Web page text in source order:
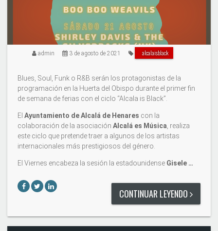
admin 3 de agosto de 2021 alcalaisblack
Blues, Soul, Funk o R&B serán los protagonistas de la
programación en la Huerta del Obispo durante el primer fin
de semana de ferias con el ciclo “Alcala is Black”.
El Ayuntamiento de Alcalá de Henares con la
colaboración de la asociación Alcalá es Música , realiza
este ciclo que pretende traer a algunos de los artistas
internacionales más prestigiosos del género.
El Viernes encabeza la sesión la estadounidense Gisele …
CONTINUAR LEYENDO